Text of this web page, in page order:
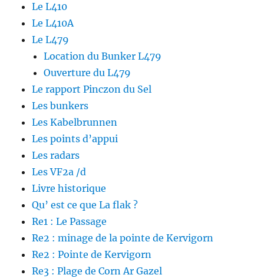
Le L410
Le L410A
Le L479
Location du Bunker L479
Ouverture du L479
Le rapport Pinczon du Sel
Les bunkers
Les Kabelbrunnen
Les points d’appui
Les radars
Les VF2a /d
Livre historique
Qu’ est ce que La flak ?
Re1 : Le Passage
Re2 : minage de la pointe de Kervigorn
Re2 : Pointe de Kervigorn
Re3 : Plage de Corn Ar Gazel